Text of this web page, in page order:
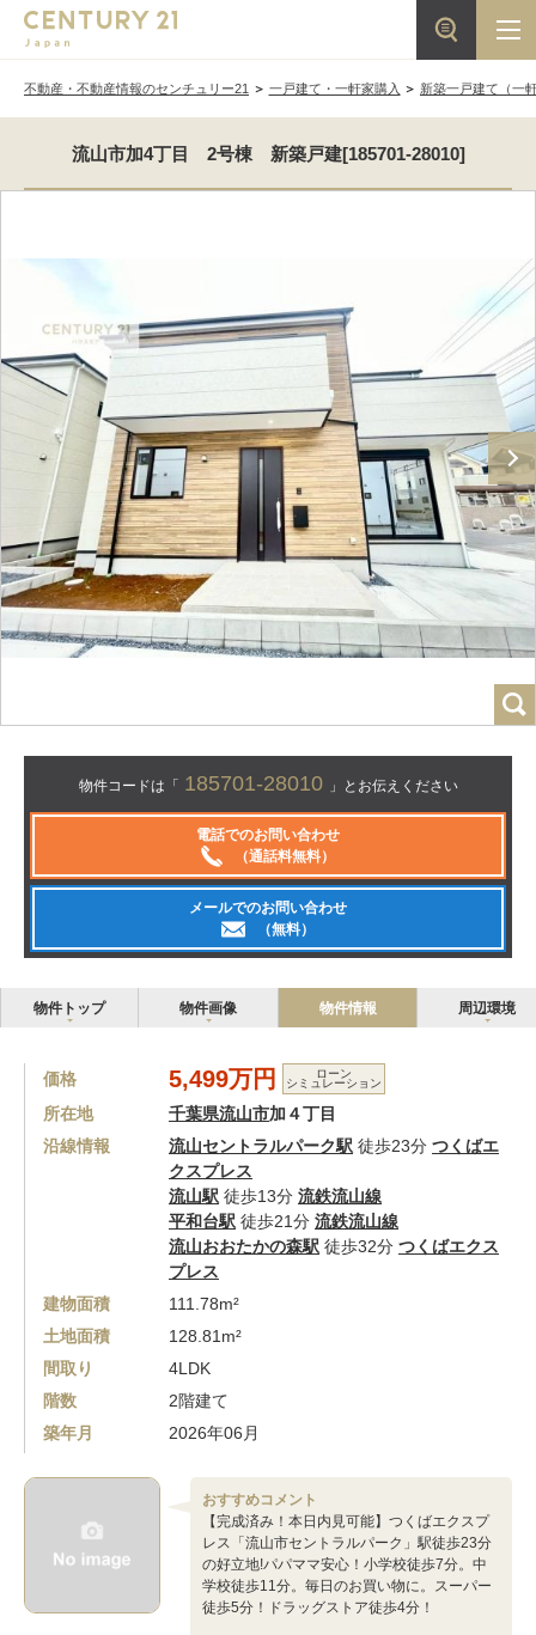
不動産・不動産情報のセンチュリー21 一戸建て・一軒家購入 新築一戸建て（一
流山市加4丁目 2号棟 新築戸建[185701-28010]
物件コードは「 185701-28010 」とお伝えください
電話でのお問い合わせ
（通話料無料）
メールでのお問い合わせ
（無料）
物件トップ 物件画像 物件情報 周辺環境
価格 5,499万円 ローン
シミュレーション
所在地 千葉県流山市加４丁目
沿線情報
流山セントラルパーク駅 徒歩23分 つくばエ
クスプレス
流山駅 徒歩13分 流鉄流山線
平和台駅 徒歩21分 流鉄流山線
流山おおたかの森駅 徒歩32分 つくばエクス
プレス
建物面積
111.78m²
土地面積
128.81m²
間取り
4LDK
階数
2階建て
築年月
2026年06月
おすすめコメント
【完成済み！本日内見可能】つくばエクスプ
レス「流山市セントラルパーク」駅徒歩23分
の好立地!パパママ安心！小学校徒歩7分。中
学校徒歩11分。毎日のお買い物に。スーパー
徒歩5分！ドラッグストア徒歩4分！